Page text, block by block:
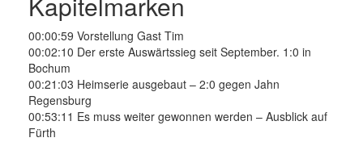
00:00:59 Vorstellung Gast Tim
00:02:10 Der erste Auswärtssieg seit September. 1:0 in
Bochum
00:21:03 Heimserie ausgebaut – 2:0 gegen Jahn
Regensburg
00:53:11 Es muss weiter gewonnen werden – Ausblick auf
Fürth